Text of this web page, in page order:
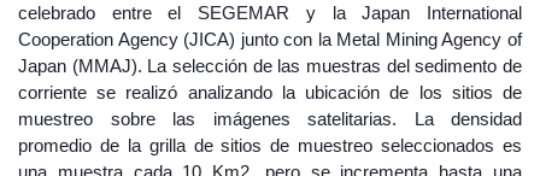
celebrado entre el SEGEMAR y la Japan International
Cooperation Agency (JICA) junto con la Metal Mining Agency of
Japan (MMAJ). La selección de las muestras del sedimento de
corriente se realizó analizando la ubicación de los sitios de
muestreo sobre las imágenes satelitarias. La densidad
promedio de la grilla de sitios de muestreo seleccionados es
una muestra cada 10 Km2, pero se incrementa hasta una